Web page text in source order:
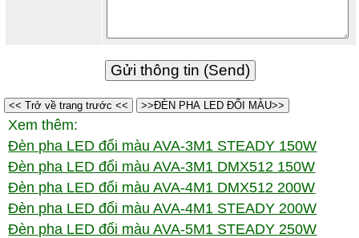
<< Trở về trang trước << >>ĐÈN PHA LED ĐỔI MÀU>>
Xem thêm:
Đèn pha LED đổi màu AVA-3M1 STEADY 150W
Đèn pha LED đổi màu AVA-3M1 DMX512 150W
Đèn pha LED đổi màu AVA-4M1 DMX512 200W
Đèn pha LED đổi màu AVA-4M1 STEADY 200W
Đèn pha LED đổi màu AVA-5M1 STEADY 250W